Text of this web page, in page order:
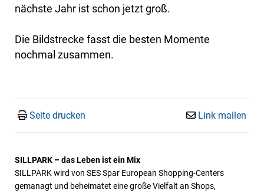
nächste Jahr ist schon jetzt groß.
Die Bildstrecke fasst die besten Momente
nochmal zusammen.
Seite drucken Link mailen
SILLPARK – das Leben ist ein Mix
SILLPARK wird von SES Spar European Shopping-Centers
gemanagt und beheimatet eine große Vielfalt an Shops,